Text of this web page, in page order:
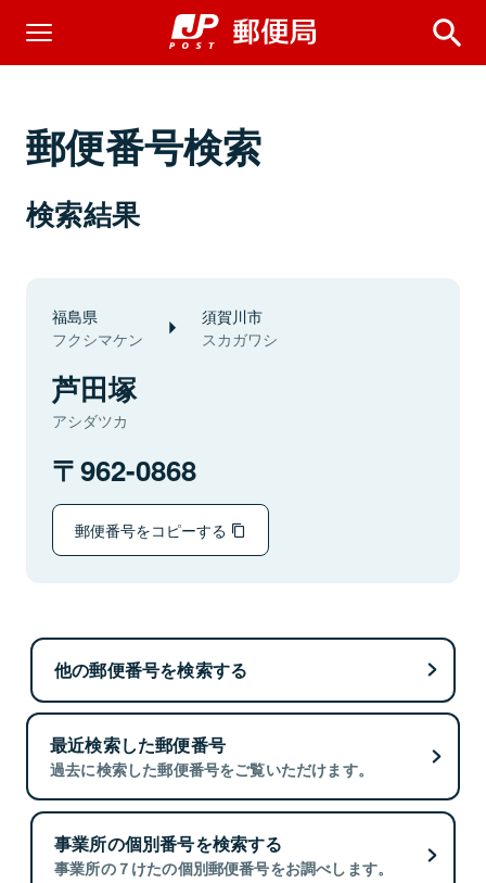
郵便番号検索
検索結果
福島県
フクシマケン
須賀川市
スカガワシ
芦田塚
アシダツカ
962-0868
郵便番号をコピーする
他の郵便番号を検索する
最近検索した郵便番号
過去に検索した郵便番号をご覧いただけます。
事業所の個別番号を検索する
事業所の７けたの個別郵便番号をお調べします。